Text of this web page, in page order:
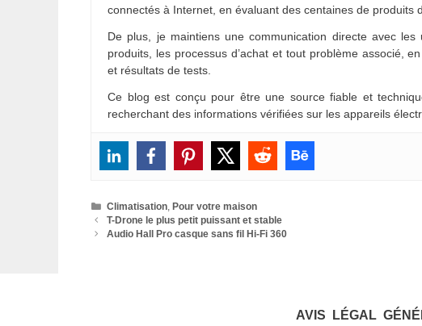
connectés à Internet, en évaluant des centaines de produits
De plus, je maintiens une communication directe avec
produits, les processus d’achat et tout problème associé,
et résultats de tests.
Ce blog est conçu pour être une source fiable et
recherchant des informations vérifiées sur les appareils
Catégories
Climatisation ,Pour votre maison
T-Drone le plus petit puissant et stable
Audio Hall Pro casque sans fil Hi-Fi 360
AVIS LÉGAL